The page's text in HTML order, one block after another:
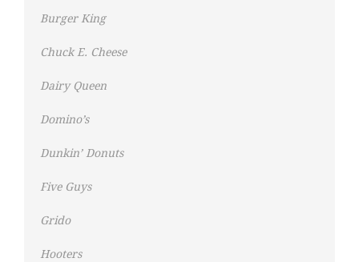
Burger King
Chuck E. Cheese
Dairy Queen
Domino’s
Dunkin’ Donuts
Five Guys
Grido
Hooters